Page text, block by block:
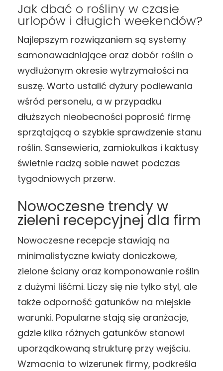
Jak dbać o rośliny w czasie
urlopów i długich weekendów?
Najlepszym rozwiązaniem są systemy
samonawadniające oraz dobór roślin o
wydłużonym okresie wytrzymałości na
suszę. Warto ustalić dyżury podlewania
wśród personelu, a w przypadku
dłuższych nieobecności poprosić firmę
sprzątającą o szybkie sprawdzenie stanu
roślin. Sansewieria, zamiokulkas i kaktusy
świetnie radzą sobie nawet podczas
tygodniowych przerw.
Nowoczesne trendy w
zieleni recepcyjnej dla firm
Nowoczesne recepcje stawiają na
minimalistyczne kwiaty doniczkowe,
zielone ściany oraz komponowanie roślin
z dużymi liśćmi. Liczy się nie tylko styl, ale
także odporność gatunków na miejskie
warunki. Popularne stają się aranżacje,
gdzie kilka różnych gatunków stanowi
uporządkowaną strukturę przy wejściu.
Wzmacnia to wizerunek firmy, podkreśla